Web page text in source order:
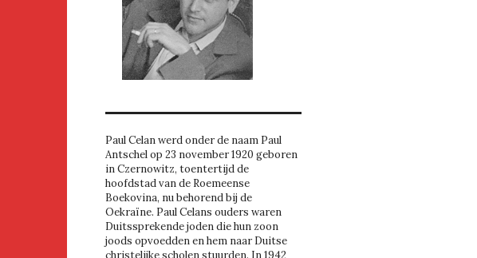
Paul Celan werd onder de naam Paul
Antschel op 23 november 1920 geboren
in Czernowitz, toentertijd de
hoofdstad van de Roemeense
Boekovina, nu behorend bij de
Oekraïne. Paul Celans ouders waren
Duitssprekende joden die hun zoon
joods opvoedden en hem naar Duitse